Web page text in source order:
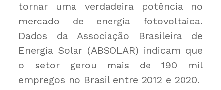
tornar uma verdadeira potência no
mercado de energia fotovoltaica.
Dados da Associação Brasileira de
Energia Solar (ABSOLAR) indicam que
o setor gerou mais de 190 mil
empregos no Brasil entre 2012 e 2020.